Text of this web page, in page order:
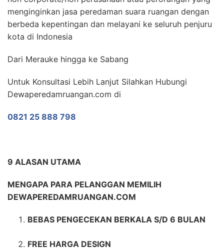
menginginkan jasa peredaman suara ruangan dengan
berbeda kepentingan dan melayani ke seluruh penjuru
kota di Indonesia
Dari Merauke hingga ke Sabang
Untuk Konsultasi Lebih Lanjut Silahkan Hubungi
Dewaperedamruangan.com di
0821 25 888 798
9 ALASAN UTAMA
MENGAPA PARA PELANGGAN MEMILIH
DEWAPEREDAMRUANGAN.COM
BEBAS PENGECEKAN BERKALA S/D 6 BULAN
FREE HARGA DESIGN